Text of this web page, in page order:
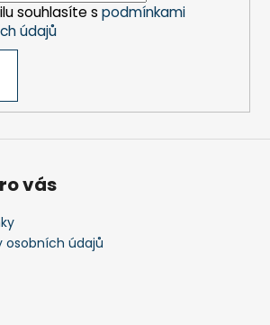
souhlasíte s podmínkami
údajů
vás
osobních údajů